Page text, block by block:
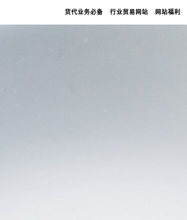
货代业务必备 行业贸易网站 网站福利